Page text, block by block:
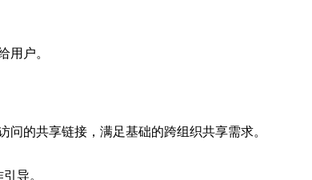
用户。
的共享链接，满足基础的跨组织共享需求。
导。